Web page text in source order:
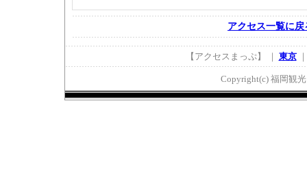
アクセス一覧に戻
【アクセスまっぷ】 ｜ 東京｜
Copyright(c) 福岡観